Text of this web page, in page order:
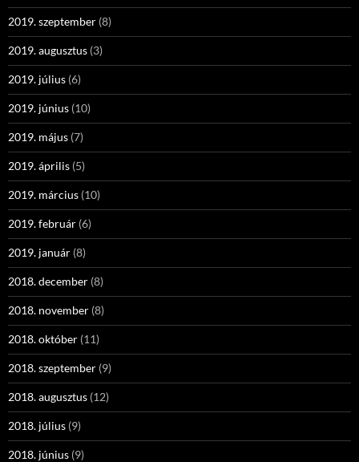
2019. szeptember (8)
2019. augusztus (3)
2019. július (6)
2019. június (10)
2019. május (7)
2019. április (5)
2019. március (10)
2019. február (6)
2019. január (8)
2018. december (8)
2018. november (8)
2018. október (11)
2018. szeptember (9)
2018. augusztus (12)
2018. július (9)
2018. június (9)